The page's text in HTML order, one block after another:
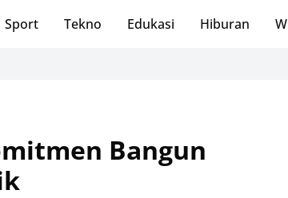
Sport Tekno Edukasi Hiburan
Bangun